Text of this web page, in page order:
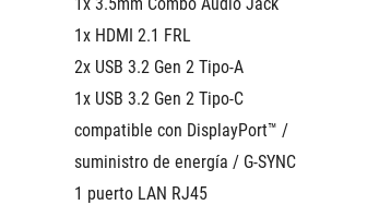
1x HDMI 2.1 FRL
2x USB 3.2 Gen 2 Tipo-A
1x USB 3.2 Gen 2 Tipo-C
compatible con DisplayPort™ /
suministro de energía / G-SYNC
1 puerto LAN RJ45